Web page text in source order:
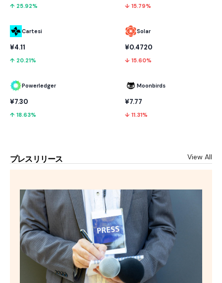
↑ 25.92%
Cartesi
¥4.11
↑ 20.21%
Powerledger
¥7.30
↑ 18.63%
↓ 15.79%
Solar
¥0.4720
↓ 15.60%
Moonbirds
¥7.77
↓ 11.31%
プレスリリース View All